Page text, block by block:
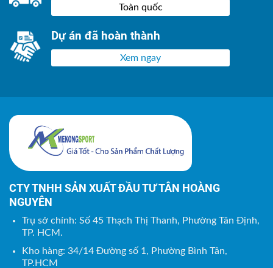
Toàn quốc
Dự án đã hoàn thành
Xem ngay
CTY TNHH SẢN XUẤT ĐẦU TƯ TÂN HOÀNG
NGUYÊN
Trụ sở chính: Số 45 Thạch Thị Thanh, Phường Tân Định,
TP. HCM.
Kho hàng: 34/14 Đường số 1, Phường Bình Tân,
TP.HCM